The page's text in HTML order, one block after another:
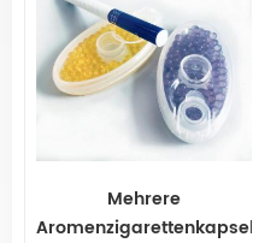
Mehrere
Aromenzigarettenkapsel